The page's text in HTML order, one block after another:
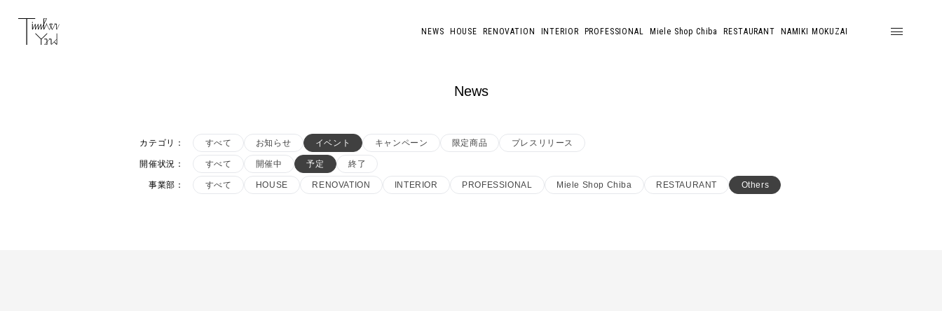
NEWS HOUSE RENOVATION INTERIOR PROFESSIONAL Miele Shop Chiba RESTAURANT NAMIKI MOKUZAI
News
カテゴリ ： すべて お知らせ イベント キャンペーン 限定商品 プレスリリース
開催状況 ： すべて 開催中 予定 終了
事業部 ： すべて HOUSE RENOVATION INTERIOR PROFESSIONAL Miele Shop Chiba RESTAURANT Others